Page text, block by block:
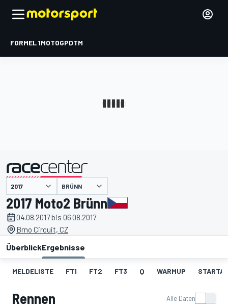
FORMEL 1MOTOGPDTM
BRÜNN
2017 Moto2 Brünn
04.08.2017 bis 06.08.2017
Brno Circuit, CZ
ÜberblickErgebnisse
MELDELISTE FT1 FT2 FT3 Q WARMUP
Rennen Alle Daten